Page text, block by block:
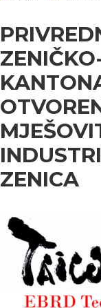
ZENICA